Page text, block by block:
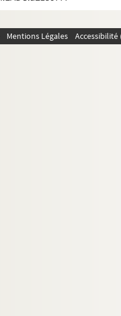
Mentions Légales